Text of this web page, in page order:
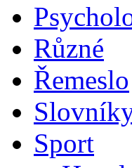
Různé
Řemeslo
Sport